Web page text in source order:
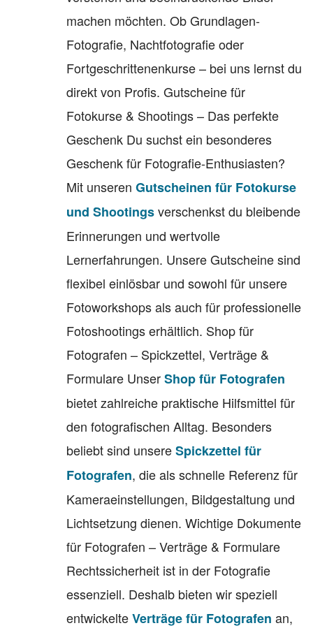
machen möchten. Ob Grundlagen-
Fotografie, Nachtfotografie oder
Fortgeschrittenenkurse – bei uns lernst du
direkt von Profis. Gutscheine für
Fotokurse & Shootings – Das perfekte
Geschenk Du suchst ein besonderes
Geschenk für Fotografie-Enthusiasten?
Mit unseren Gutscheinen für Fotokurse
und Shootingsverschenkst du bleibende
Erinnerungen und wertvolle
Lernerfahrungen. Unsere Gutscheine sind
flexibel einlösbar und sowohl für unsere
Fotoworkshops als auch für professionelle
Fotoshootings erhältlich. Shop für
Fotografen – Spickzettel, Verträge &
Formulare UnserShop für Fotografen
bietet zahlreiche praktische Hilfsmittel für
den fotografischen Alltag. Besonders
beliebt sind unsereSpickzettel für
Fotografen, die als schnelle Referenz für
Kameraeinstellungen, Bildgestaltung und
Lichtsetzung dienen. Wichtige Dokumente
für Fotografen – Verträge & Formulare
Rechtssicherheit ist in der Fotografie
essenziell. Deshalb bieten wir speziell
entwickelteVerträge für Fotografen an,